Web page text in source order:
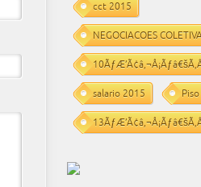
cct 2015
NEGOCIACOES
salario 2015